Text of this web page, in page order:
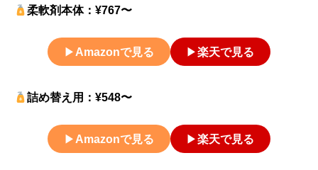
柔軟剤本体：¥767〜
▶ Amazonで見る ▶楽天で見る
詰め替え用：¥548〜
▶ Amazonで見る ▶楽天で見る